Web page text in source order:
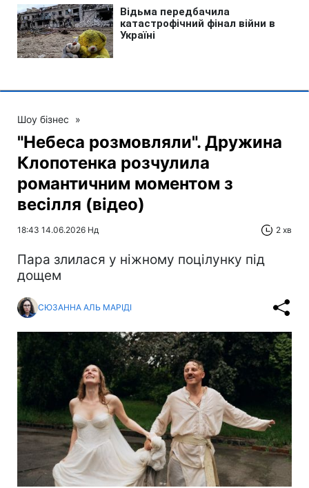
Шоу бізнес »
"Небеса розмовляли". Дружина
Клопотенка розчулила
романтичним моментом з
весілля (відео)
18:43 14.06.2026 Нд 2 хв
Пара злилася у ніжному поцілунку під
дощем
СЮЗАННА АЛЬ МАРІДІ